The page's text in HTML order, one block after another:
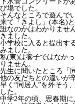
び場でした。
そんなところで遊んで
来て「きよし」(本名)
誰なのかはわかりませ
きました。
小学校に入ると提出す
みました。
私(東)は養子ではなか
りません。
先生に聞いたところ「
他の友だちとの違いが
早く“同居人”を外そう
した。
中学2年の頃、思春期